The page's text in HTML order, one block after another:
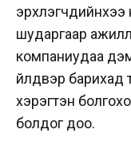
эрхлэгчдийнхээ
шударгаар
компаниудаа
үйлдвэр барихад
хэрэгтэн
болдог доо.